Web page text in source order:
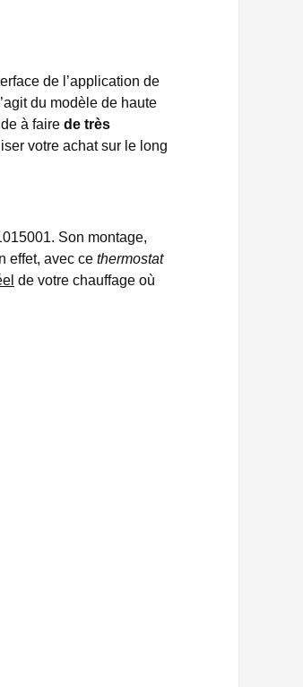
de l’application de
du modèle de haute
à faire de très
votre achat sur le long
Son montage,
effet, avec ce thermostat
de votre chauffage où